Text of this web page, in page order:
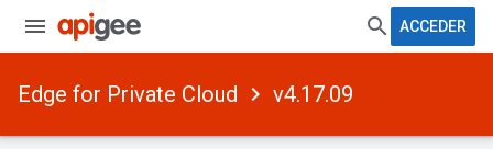
ACCEDER
Edge for Private Cloud v4.17.09